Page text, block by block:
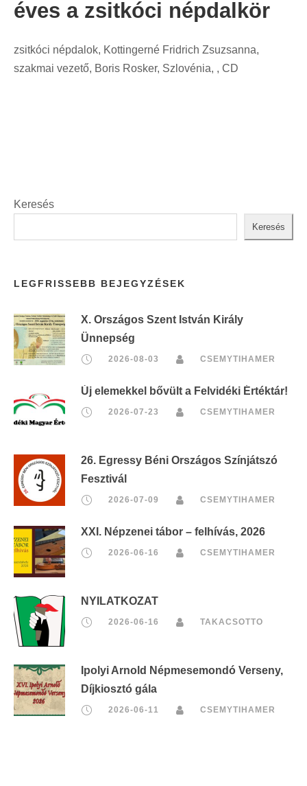
éves a zsitkóci népdalkör
zsitkóci népdalok, Kottingerné Fridrich Zsuzsanna,
szakmai vezető, Boris Rosker, Szlovénia, , CD
Keresés
Keresés
LEGFRISSEBB BEJEGYZÉSEK
X. Országos Szent István Király
Ünnepség
2026-08-03 CSEMYTIHAMER
Új elemekkel bővült a Felvidéki Értéktár!
2026-07-23 CSEMYTIHAMER
26. Egressy Béni Országos Színjátszó
Fesztivál
2026-07-09 CSEMYTIHAMER
XXI. Népzenei tábor – felhívás, 2026
2026-06-16 CSEMYTIHAMER
NYILATKOZAT
2026-06-16 TAKACSOTTO
Ipolyi Arnold Népmesemondó Verseny,
Díjkiosztó gála
2026-06-11 CSEMYTIHAMER